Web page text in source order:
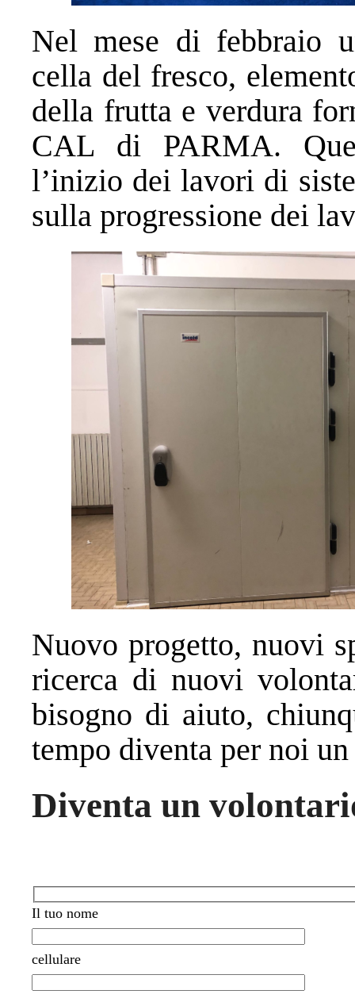
Nel mese di febbraio
cella del fresco,
della frutta e verdura
CAL di PARMA.
l’inizio dei lavori di
sulla progressione dei
Nuovo progetto, nuovi
ricerca di nuovi
bisogno di aiuto,
tempo diventa per noi
Diventa un
Il tuo nome
cellulare